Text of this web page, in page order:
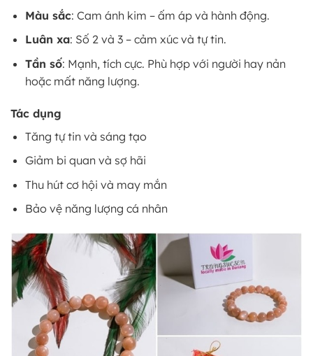
Màu sắc: Cam ánh kim – ấm áp và hành động.
Luân xa: Số 2 và 3 – cảm xúc và tự tin.
Tần số: Mạnh, tích cực. Phù hợp với người hay nản
hoặc mất năng lượng.
Tác dụng
Tăng tự tin và sáng tạo
Giảm bi quan và sợ hãi
Thu hút cơ hội và may mắn
Bảo vệ năng lượng cá nhân